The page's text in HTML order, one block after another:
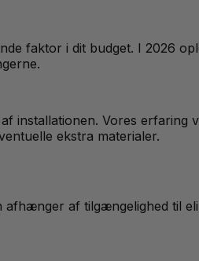
faktor i dit budget. I 2026
installationen. Vores erfaring
ekstra materialer.
af tilgængelighed til